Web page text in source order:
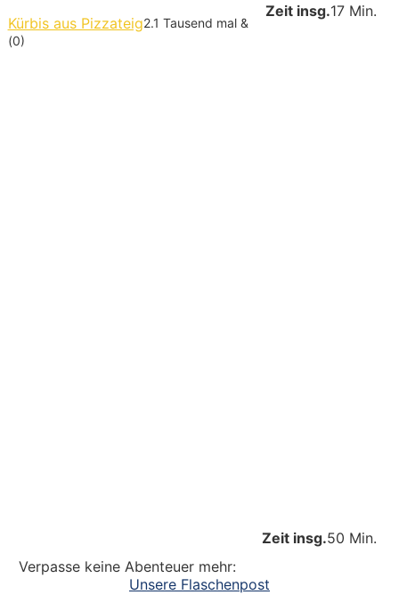
Zeit insg.17 Min.
Kürbis aus Pizzateig2.1 Tausend mal &
(0)
Zeit insg.50 Min.
Verpasse keine Abenteuer mehr:
Unsere Flaschenpost